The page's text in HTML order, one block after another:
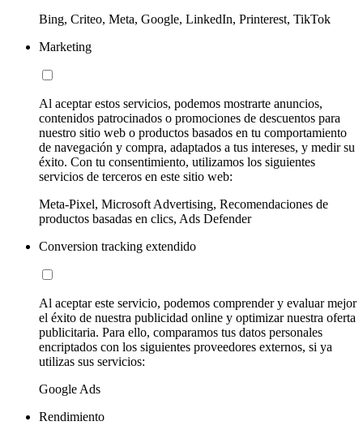
Bing, Criteo, Meta, Google, LinkedIn, Printerest, TikTok
Marketing
Al aceptar estos servicios, podemos mostrarte anuncios,
contenidos patrocinados o promociones de descuentos para
nuestro sitio web o productos basados en tu comportamiento
de navegación y compra, adaptados a tus intereses, y medir su
éxito. Con tu consentimiento, utilizamos los siguientes
servicios de terceros en este sitio web:
Meta-Pixel, Microsoft Advertising, Recomendaciones de
productos basadas en clics, Ads Defender
Conversion tracking extendido
Al aceptar este servicio, podemos comprender y evaluar mejor
el éxito de nuestra publicidad online y optimizar nuestra oferta
publicitaria. Para ello, comparamos tus datos personales
encriptados con los siguientes proveedores externos, si ya
utilizas sus servicios:
Google Ads
Rendimiento